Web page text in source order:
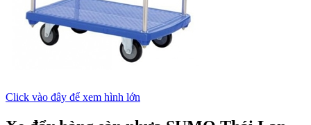
Click vào đây để xem hình lớn